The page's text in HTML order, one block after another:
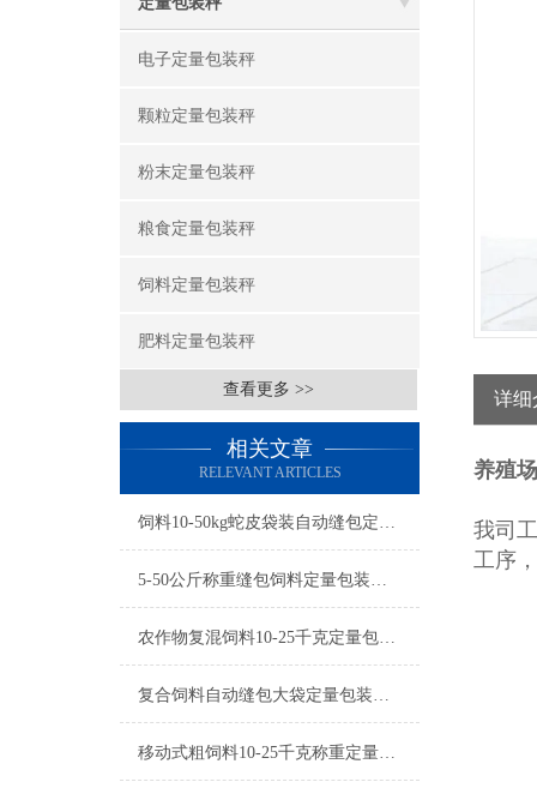
电子定量包装秤
颗粒定量包装秤
粉末定量包装秤
粮食定量包装秤
饲料定量包装秤
肥料定量包装秤
查看更多 >>
相关文章
RELEVANT ARTICLES
饲料10-50kg蛇皮袋装自动缝包定量包装秤参数
5-50公斤称重缝包饲料定量包装秤厂家
农作物复混饲料10-25千克定量包装秤产品简介
复合饲料自动缝包大袋定量包装秤10-50kg产品简介
移动式粗饲料10-25千克称重定量包装秤厂家
详细
养殖
我司
工序